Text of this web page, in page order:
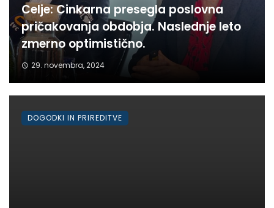
Celje: Cinkarna presegla poslovna
pričakovanja obdobja. Naslednje leto
zmerno optimistično.
29. novembra, 2024
DOGODKI IN PRIREDITVE